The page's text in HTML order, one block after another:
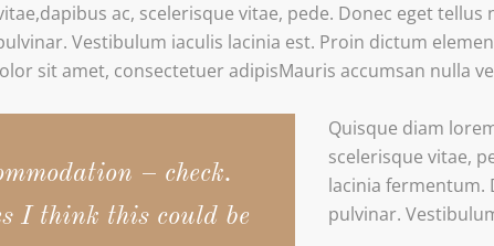
ac, scelerisque vitae, pede. Donec eget
Vestibulum iaculis lacinia est. Proin dictum
sit amet, consectetuer adipisMauris accumsan nulla
– check.
I think this could be
Quisque diam
scelerisque vitae,
lacinia fermentum.
pulvinar.